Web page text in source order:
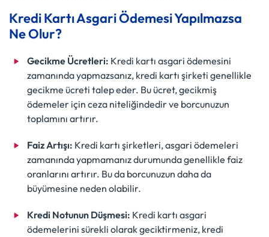
Kredi Kartı Asgari Ödemesi Yapılmazsa
Ne Olur?
Gecikme Ücretleri: Kredi kartı asgari ödemesini
zamanında yapmazsanız, kredi kartı şirketi genellikle
gecikme ücreti talep eder. Bu ücret, gecikmiş
ödemeler için ceza niteliğindedir ve borcunuzun
toplamını artırır.
Faiz Artışı: Kredi kartı şirketleri, asgari ödemeleri
zamanında yapmamanız durumunda genellikle faiz
oranlarını artırır. Bu da borcunuzun daha da
büyümesine neden olabilir.
Kredi Notunun Düşmesi: Kredi kartı asgari
ödemelerini sürekli olarak geciktirmeniz, kredi